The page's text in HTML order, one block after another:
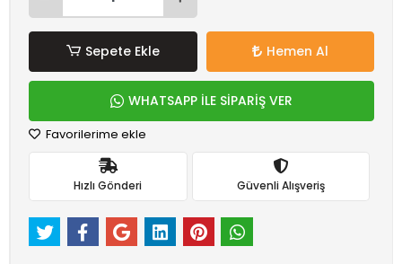
Sepete Ekle Hemen Al
WHATSAPP İLE SİPARİŞ VER
Favorilerime ekle
Hızlı Gönderi Güvenli Alışveriş